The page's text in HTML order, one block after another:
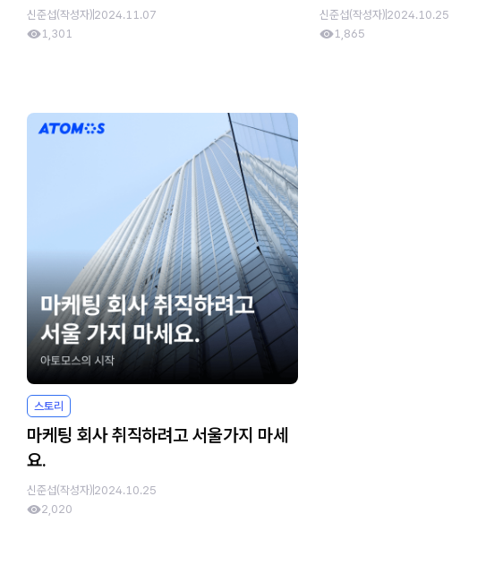
신준섭(작성자) 2024.11.07
1,301
신준섭(작성자) 2024.10.25
1,865
스토리
마케팅 회사 취직하려고 서울가지 마세
요.
신준섭(작성자) 2024.10.25
2,020